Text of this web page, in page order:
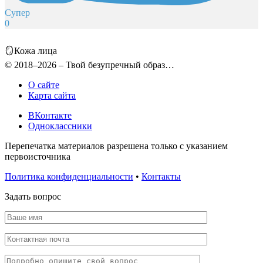
Супер
0
🪞Кожа лица
© 2018–2026 – Твой безупречный образ…
О сайте
Карта сайта
ВКонтакте
Одноклассники
Перепечатка материалов разрешена только с указанием
первоисточника
Политика конфиденциальности • Контакты
Задать вопрос